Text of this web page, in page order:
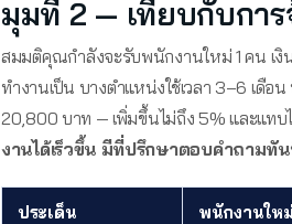
มุมที่ 2 — เทียบกับกา
สมมติคุณกำลังจะรับพนักงานใหม่ 1 คน เงิ
ทำงานเป็น บางตำแหน่งใช้เวลา 3–6 เดื
20,800 บาท — เพิ่มขึ้นไม่ถึง 5% และแท
งานได้เร็วขึ้น มีที่ปรึกษาตอบคำถามทั
ประเด็น พนักงานให